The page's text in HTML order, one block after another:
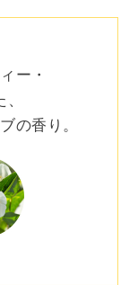
ー・
の香り。